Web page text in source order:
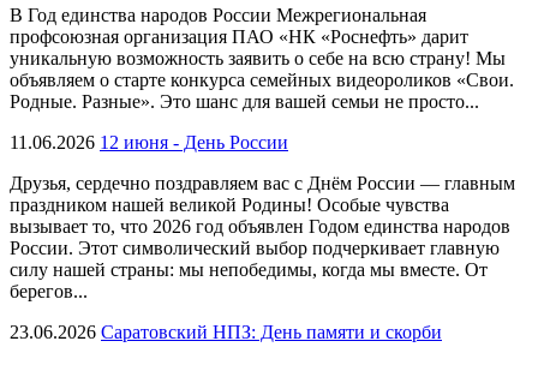
В Год единства народов России Межрегиональная
профсоюзная организация ПАО «НК «Роснефть» дарит
уникальную возможность заявить о себе на всю страну! Мы
объявляем о старте конкурса семейных видеороликов «Свои.
Родные. Разные». Это шанс для вашей семьи не просто...
11.06.2026 12 июня - День России
Друзья, сердечно поздравляем вас с Днём России — главным
праздником нашей великой Родины! Особые чувства
вызывает то, что 2026 год объявлен Годом единства народов
России. Этот символический выбор подчеркивает главную
силу нашей страны: мы непобедимы, когда мы вместе. От
берегов...
23.06.2026 Саратовский НПЗ: День памяти и скорби